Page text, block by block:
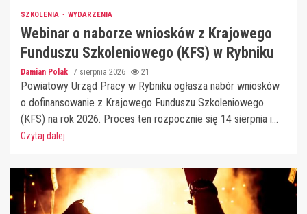
SZKOLENIA WYDARZENIA
Webinar o naborze wniosków z Krajowego
Funduszu Szkoleniowego (KFS) w Rybniku
Damian Polak 7 sierpnia 2026 21
Powiatowy Urząd Pracy w Rybniku ogłasza nabór wniosków
o dofinansowanie z Krajowego Funduszu Szkoleniowego
(KFS) na rok 2026. Proces ten rozpocznie się 14 sierpnia i...
Czytaj dalej